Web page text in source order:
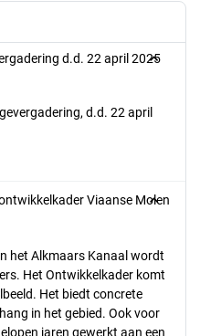
d.d. 22 april 2025
d.d. 22 april
Viaanse Molen
het Alkmaars Kanaal wordt
Het Ontwikkelkader komt
Het biedt concrete
in het gebied. Ook voor
jaren gewerkt aan een